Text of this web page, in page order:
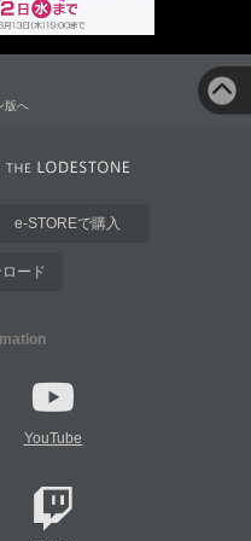
版へ
e-STOREで購入
ード
YouTube